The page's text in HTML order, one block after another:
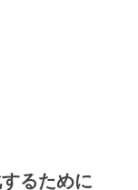
るために